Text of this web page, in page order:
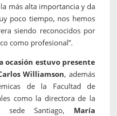
más alta importancia y da
poco tiempo, nos hemos
siendo reconocidos por
como profesional”.
ocasión estuvo presente
Williamson, además
de la Facultad de
como la directora de la
sede Santiago, María